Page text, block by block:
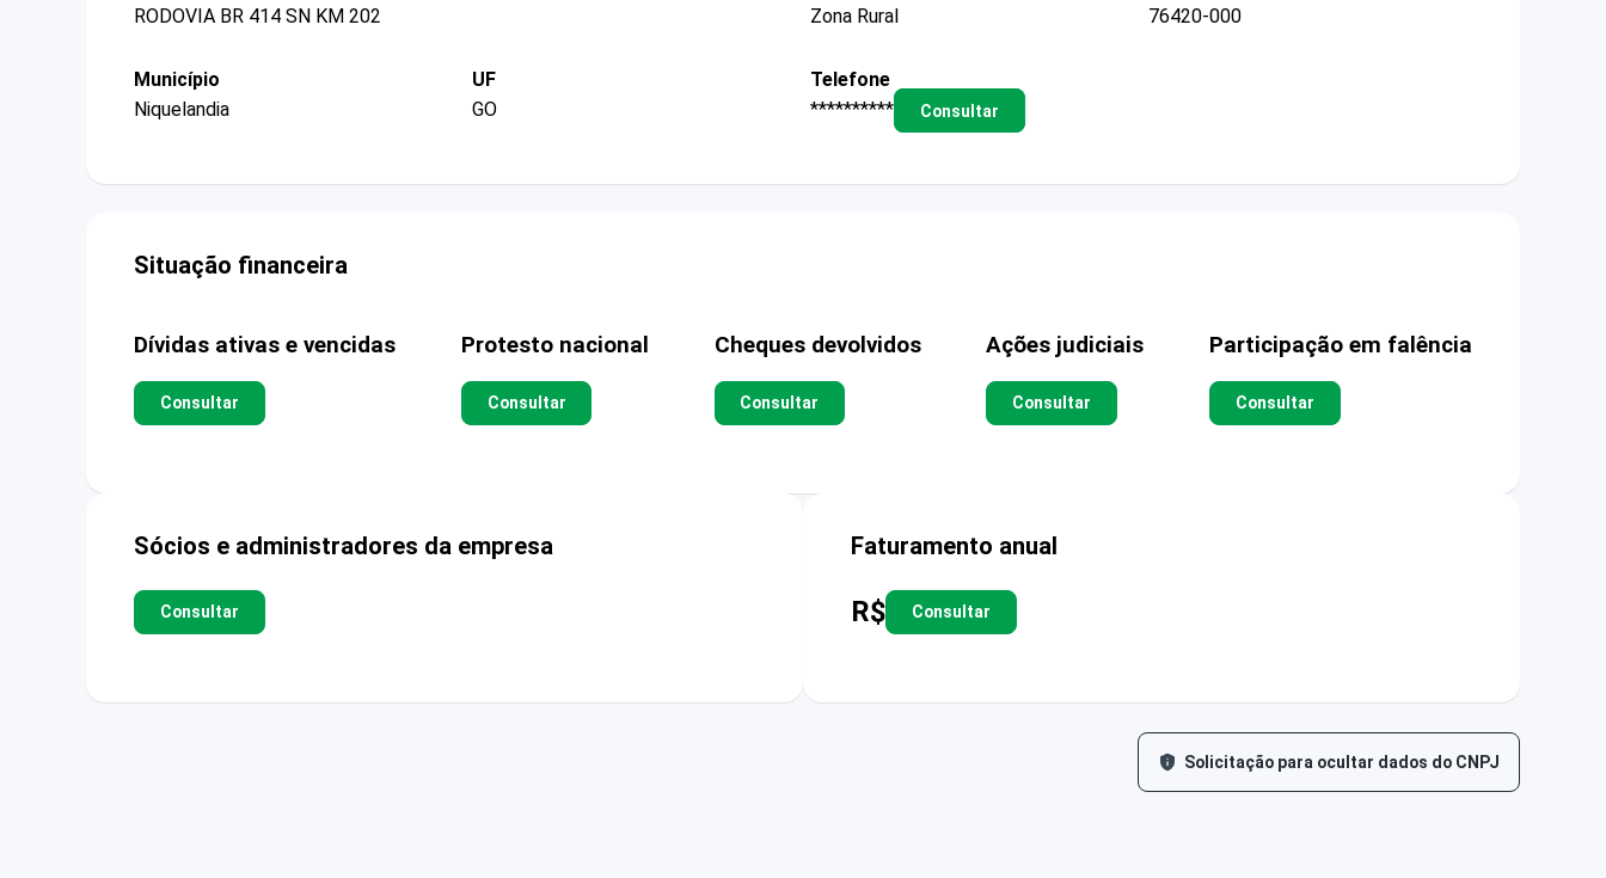
RODOVIA BR 414 SN KM 202
Zona Rural
76420-000
Município
Niquelandia
UF
GO
Telefone
**********
Consultar
Situação financeira
Dívidas ativas e vencidas
Consultar
Protesto nacional
Consultar
Cheques devolvidos
Consultar
Ações judiciais
Consultar
Participação em falência
Consultar
Sócios e administradores da empresa
Consultar
Faturamento anual
R$ Consultar
Solicitação para ocultar dados do CNPJ